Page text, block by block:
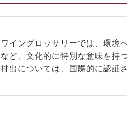
ワイングロッサリーでは、環境
など、文化的に特別な意味を持
排出については、国際的に認証